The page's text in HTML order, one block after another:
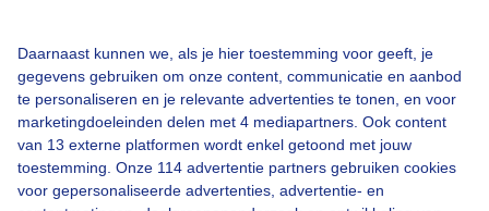
Daarnaast kunnen we, als je hier toestemming voor geeft, je
gegevens gebruiken om onze content, communicatie en aanbod
te personaliseren en je relevante advertenties te tonen, en voor
marketingdoeleinden delen met 4 mediapartners. Ook content
van 13 externe platformen wordt enkel getoond met jouw
toestemming. Onze 114 advertentie partners gebruiken cookies
voor gepersonaliseerde advertenties, advertentie- en
Een moment geduld aub...